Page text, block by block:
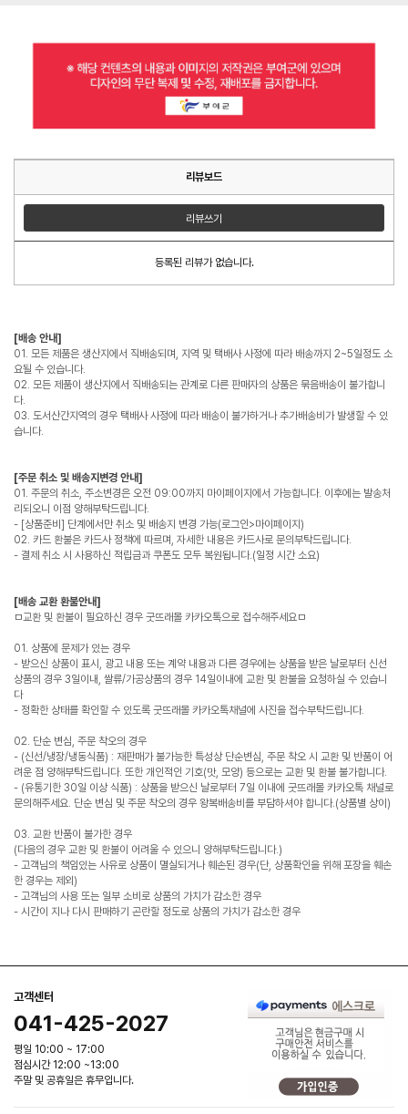
리뷰보드
리뷰쓰기
등록된 리뷰가 없습니다.
[배송 안내]
01. 모든 제품은 생산지에서 직배송되며, 지역 및 택배사 사정에 따라 배송까지 2~5일정도 소
요될 수 있습니다.
02. 모든 제품이 생산지에서 직배송되는 관계로 다른 판매자의 상품은 묶음배송이 불가합니
다.
03. 도서산간지역의 경우 택배사 사정에 따라 배송이 불가하거나 추가배송비가 발생할 수 있
습니다.
[주문 취소 및 배송지변경 안내]
01. 주문의 취소, 주소변경은 오전 09:00까지 마이페이지에서 가능합니다. 이후에는 발송처
리되오니 이점 양해부탁드립니다.
- [상품준비] 단계에서만 취소 및 배송지 변경 가능(로그인>마이페이지)
02. 카드 환불은 카드사 정책에 따르며, 자세한 내용은 카드사로 문의부탁드립니다.
- 결제 취소 시 사용하신 적립금과 쿠폰도 모두 복원됩니다.(일정 시간 소요)
[배송 교환 환불안내]
ㅁ교환 및 환불이 필요하신 경우 굿뜨래몰 카카오톡으로 접수해주세요ㅁ
01. 상품에 문제가 있는 경우
- 받으신 상품이 표시, 광고 내용 또는 계약 내용과 다른 경우에는 상품을 받은 날로부터 신선
상품의 경우 3일이내, 쌀류/가공상품의 경우 14일이내에 교환 및 환불을 요청하실 수 있습니
다
- 정확한 상태를 확인할 수 있도록 굿뜨래몰 카카오톡채널에 사진을 접수부탁드립니다.
02. 단순 변심, 주문 착오의 경우
- (신선/냉장/냉동식품) : 재판매가 불가능한 특성상 단순변심, 주문 착오 시 교환 및 반품이 어
려운 점 양해부탁드립니다. 또한 개인적인 기호(맛, 모양) 등으로는 교환 및 환불 불가합니다.
- (유통기한 30일 이상 식품) : 상품을 받으신 날로부터 7일 이내에 굿뜨래몰 카카오톡 채널로
문의해주세요. 단순 변심 및 주문 착오의 경우 왕복배송비를 부담하셔야 합니다.(상품별 상이)
03. 교환 반품이 불가한 경우
(다음의 경우 교환 및 환불이 어려울 수 있으니 양해부탁드립니다.)
- 고객님의 책임있는 사유로 상품이 멸실되거나 훼손된 경우(단, 상품확인을 위해 포장을 훼손
한 경우는 제외)
- 고객님의 사용 또는 일부 소비로 상품의 가치가 감소한 경우
- 시간이 지나 다시 판매하기 곤란할 정도로 상품의 가치가 감소한 경우
고객센터
041-425-2027
평일 10:00 ~ 17:00
점심시간 12:00 ~13:00
주말 및 공휴일은 휴무입니다.